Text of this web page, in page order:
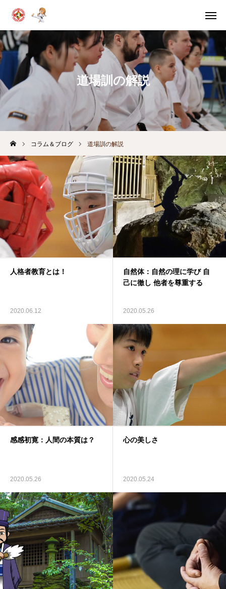
道場訓の解説
コラム＆ブログ 道場訓の解説
人格者教育とは！
2020.06.12
自然体：自然の理に学び 自
己に徹し 他者を尊重する
2020.05.26
感感初寛：人間の本質は？
2020.05.26
心の美しさ
2020.05.24
体験申込 体験案内
問い合わせ スケジュール
教室別 稽古時間
HOME
体験・入門案内
教育の考え方
月間スケジュール
コラム＆ブログ
問い合わせ＆体験